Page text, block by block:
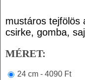
mustáros tejfölös
csirke, gomba,
MÉRET:
24 cm - 4090 Ft